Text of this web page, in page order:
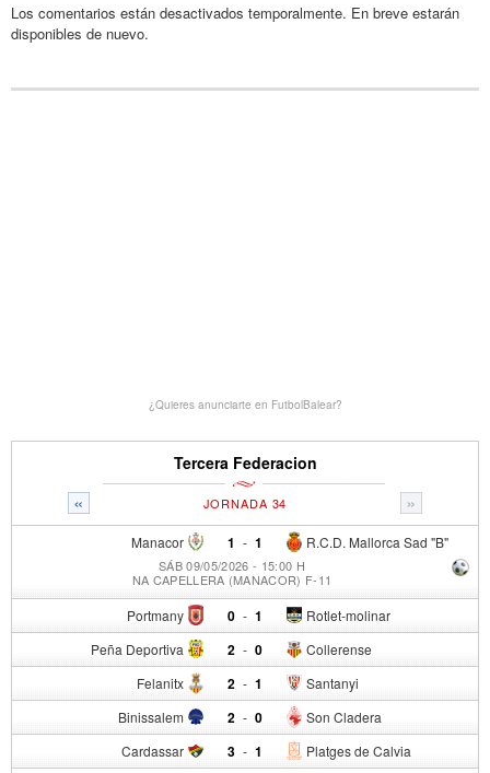
Los comentarios están desactivados temporalmente. En breve estarán
disponibles de nuevo.
¿Quieres anunciarte en FutbolBalear?
Tercera Federacion
« »
JORNADA 34
Manacor 1 - R.C.D. Mallorca Sad "B"
1
SÁB 09/05/2026 - 15:00 H
NA CAPELLERA (MANACOR) F-11
Portmany 0 - Rotlet-molinar
1
Peña Deportiva 2 - Collerense
0
Felanitx 2 - Santanyi
1
Binissalem 2 - Son Cladera
0
Cardassar 3 - Platges de Calvia
1